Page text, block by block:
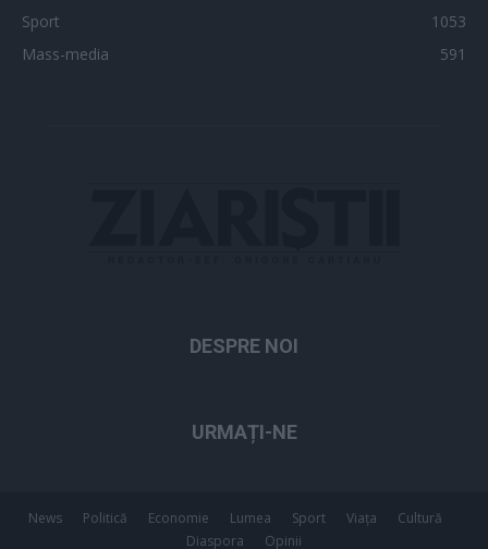
Sport
1053
Mass-media
591
DESPRE NOI
URMAȚI-NE
News Politică Economie Lumea Sport Viața
Cultură
Diaspora
Opinii